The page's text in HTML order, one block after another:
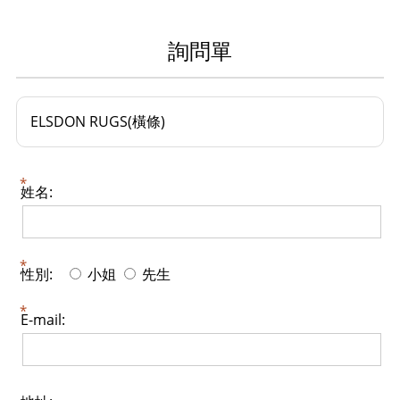
詢問單
ELSDON RUGS(橫條)
姓名:
性別: 小姐 先生
E-mail: